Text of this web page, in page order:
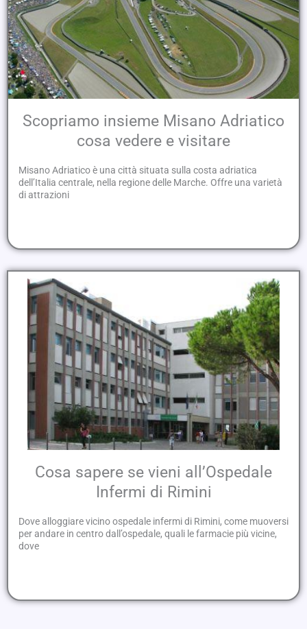
Scopriamo insieme Misano Adriatico
cosa vedere e visitare
Misano Adriatico è una città situata sulla costa adriatica
dell’Italia centrale, nella regione delle Marche. Offre una varietà
di attrazioni
Cosa sapere se vieni all’Ospedale
Infermi di Rimini
Dove alloggiare vicino ospedale infermi di Rimini, come muoversi
per andare in centro dall’ospedale, quali le farmacie più vicine,
dove